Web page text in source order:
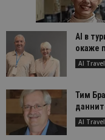
AI в
окаже
AI
Тим
AI